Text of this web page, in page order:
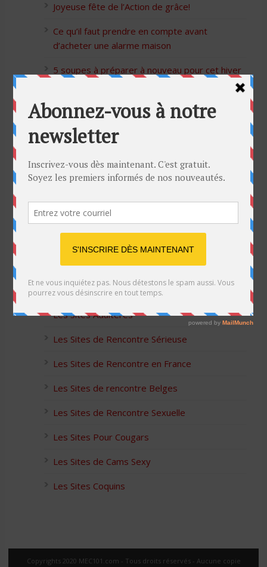
Joyeuse fête de l’Action de grâce!
Ce qu’il faut prendre en compte avant
d’acheter une alarme maison
5 soupes à préparer à nouveau pour cet hiver
5 idées cadeaux Moulinex pour votre mère
pour l’Action de Grâce
Blague de café: Une femme infidèle trompe
son mari
Listes des Sites de Rencontre
Les Sites Libertins
Les Apps pour les Couples Échangistes
Les Sites Adultères
Les Sites de Rencontre Sérieuse
Les Sites de Rencontre en France
Les Sites de rencontre Belges
Les Sites de Rencontre Sexuelle
Les Sites Pour Cougars
Les Sites de Cams Sexy
Les Sites Coquins
Copyrights 2020 MEC101.com - Tous droits réservés - Aucune copie